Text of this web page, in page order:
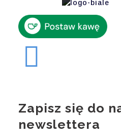
Zapisz się do
newslettera